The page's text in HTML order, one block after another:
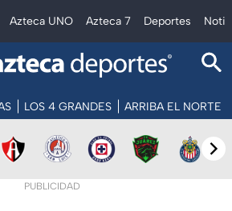
Azteca UNO Azteca 7 Deportes
LOS 4 GRANDES ARRIBA EL NORTE
PUBLICIDAD